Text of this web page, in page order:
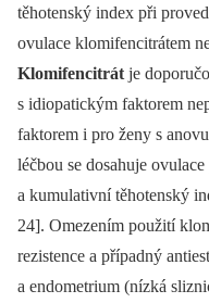
těhotenský index při
ovulace klomifencitrátem
Klomifencitrát je
s idiopatickým faktorem
faktorem i pro ženy s
léčbou se dosahuje
a kumulativní těhotenský
24]. Omezením použití
rezistence a případný
a endometrium (nízká